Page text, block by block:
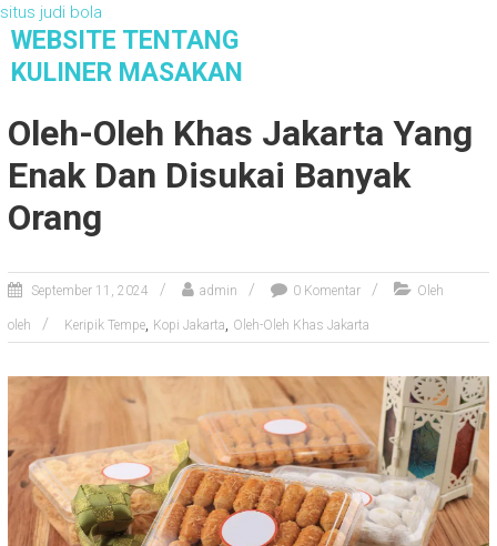
situs judi bola
e
WEBSITE TENTANG
KULINER MASAKAN
Oleh-Oleh Khas Jakarta Yang
Enak Dan Disukai Banyak
Orang
September 11, 2024 admin 0 Komentar Oleh
oleh Keripik Tempe, Kopi Jakarta, Oleh-Oleh Khas Jakarta